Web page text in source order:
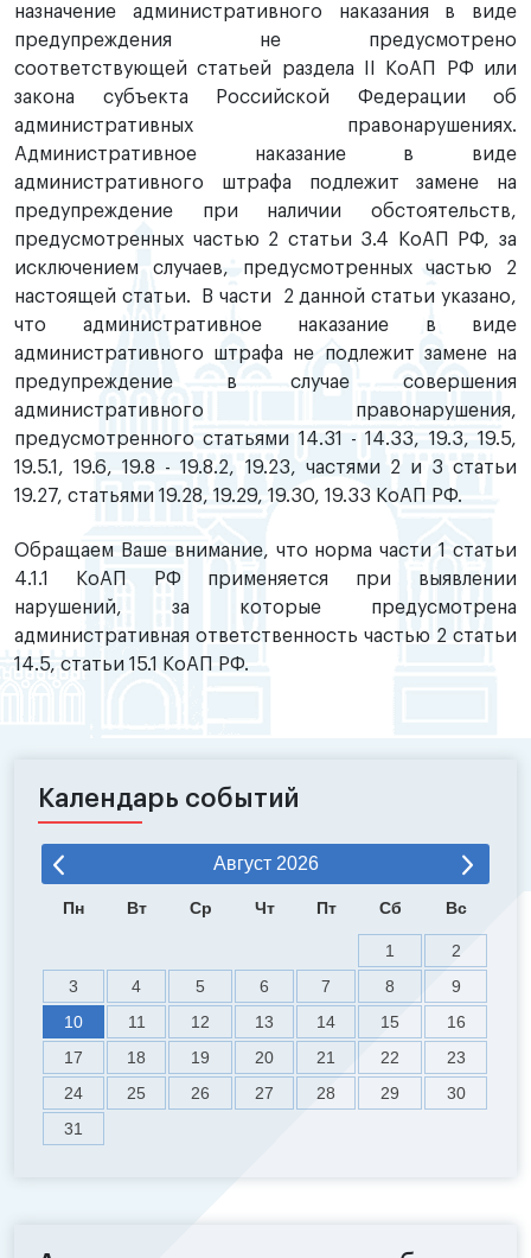
назначение административного наказания в виде
предупреждения не предусмотрено
соответствующей статьей раздела II КоАП РФ или
закона субъекта Российской Федерации об
административных правонарушениях.
Административное наказание в виде
административного штрафа подлежит замене на
предупреждение при наличии обстоятельств,
предусмотренных частью 2 статьи 3.4 КоАП РФ, за
исключением случаев, предусмотренных частью 2
настоящей статьи. В части 2 данной статьи указано,
что административное наказание в виде
административного штрафа не подлежит замене на
предупреждение в случае совершения
административного правонарушения,
предусмотренного статьями 14.31 - 14.33, 19.3, 19.5,
19.5.1, 19.6, 19.8 - 19.8.2, 19.23, частями 2 и 3 статьи
19.27, статьями 19.28, 19.29, 19.30, 19.33 КоАП РФ.
Обращаем Ваше внимание, что норма части 1 статьи
4.1.1 КоАП РФ применяется при выявлении
нарушений, за которые предусмотрена
административная ответственность частью 2 статьи
14.5, статьи 15.1 КоАП РФ.
Календарь событий
Август 2026
Пн Вт Ср Чт Пт Сб Вс
1
2
3
4 5 6 7 8
9
10
11 12 13 14 15
16
17
18 19 20 21 22
23
24
25 26 27 28 29
30
31